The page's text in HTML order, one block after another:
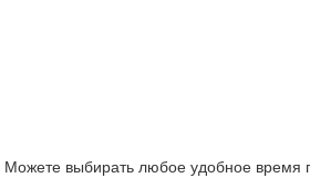
выбирать любое удобное время